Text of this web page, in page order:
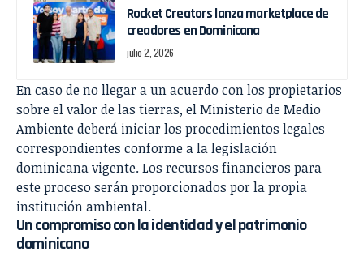
Rocket Creators lanza marketplace de
creadores en Dominicana
julio 2, 2026
En caso de no llegar a un acuerdo con los propietarios
sobre el valor de las tierras, el Ministerio de Medio
Ambiente deberá iniciar los procedimientos legales
correspondientes conforme a la legislación
dominicana vigente. Los recursos financieros para
este proceso serán proporcionados por la propia
institución ambiental.
Un compromiso con la identidad y el patrimonio
dominicano